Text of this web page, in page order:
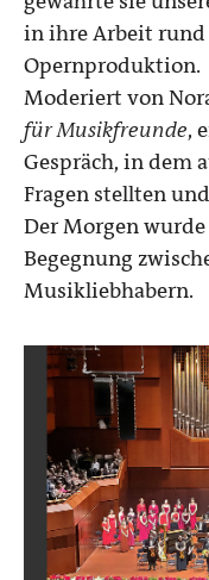
in ihre Arbeit
Opernproduktion.
Moderiert von
für Musikfreunde,
Gespräch, in dem
Fragen stellten
Der Morgen
Begegnung
Musikliebhabern.